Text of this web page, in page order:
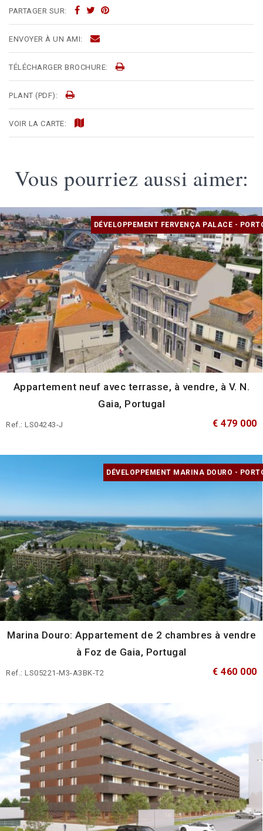
PARTAGER SUR:
ENVOYER À UN AMI:
TÉLÉCHARGER BROCHURE:
PLANT (PDF):
VOIR LA CARTE:
Vous pourriez aussi aimer:
DÉVELOPPEMENT FERVENÇA PALACE -
Appartement neuf avec terrasse, à vendre, à V. N.
Gaia, Portugal
Ref.: LS04243-J € 479 000
DÉVELOPPEMENT MARINA DOURO -
Marina Douro: Appartement de 2 chambres à vendre
à Foz de Gaia, Portugal
Ref.: LS05221-M3-A3BK-T2 € 460 000